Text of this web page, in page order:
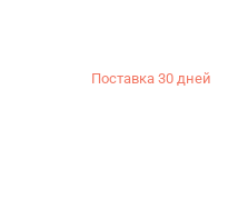
Поставка 30 дней